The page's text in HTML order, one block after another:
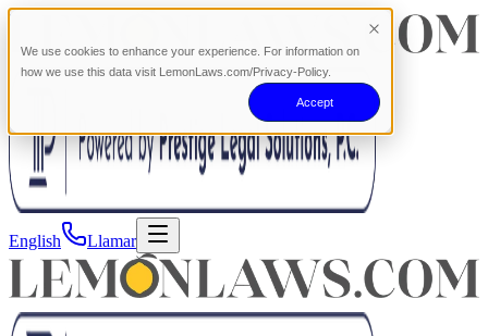
We use cookies to enhance your experience. For information on
how we use this data visit LemonLaws.com/Privacy-Policy.
Accept
English Llamar